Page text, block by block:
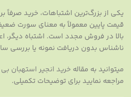
یکی از بزرگ‌ترین اشتباهات، خرید
قیمت پایین معمولاً به معنای سورت
بالا در فروش مجدد است. اشتباه دیگر،
ناشناس بدون دریافت نمونه یا بررسی
میتوانید به مقاله خرید انجیر استهبان
مراجعه نمایید برای توضیحات تکمیلی.